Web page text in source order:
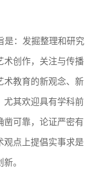
：发掘整理和研究
术创作，关注与传播
术教育的新观念、新
尤其欢迎具有学科前
凿可靠，论证严密有
观点上提倡实事求是
。